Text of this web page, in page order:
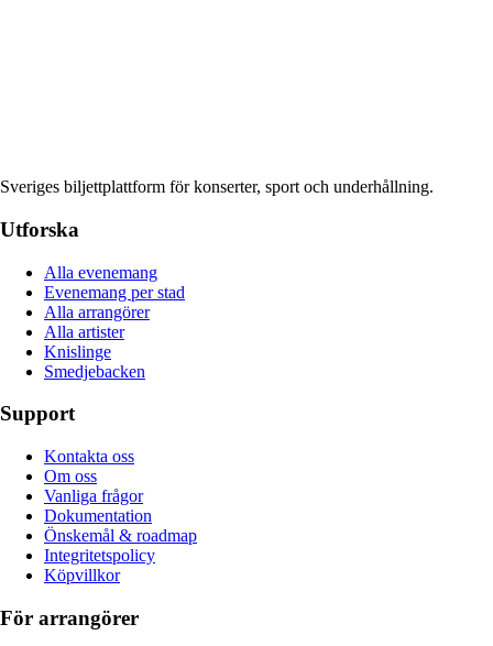
Sveriges biljettplattform för konserter, sport och underhållning.
Utforska
Alla evenemang
Evenemang per stad
Alla arrangörer
Alla artister
Knislinge
Smedjebacken
Support
Kontakta oss
Om oss
Vanliga frågor
Dokumentation
Önskemål & roadmap
Integritetspolicy
Köpvillkor
För arrangörer